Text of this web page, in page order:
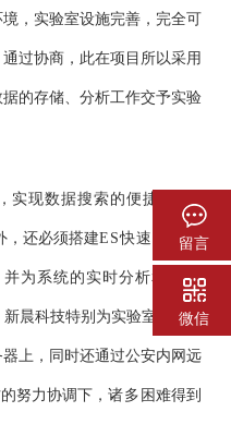
，实验室设施完善，完全可
过协商，此在项目所以采用
的存储、分析工作交予实验
实现数据搜索的便捷、快速
，还必须搭建ES快速检索引
为系统的实时分析和可视
新晨科技特别为实验室紧急调
上 ，同时还通过公安内网远
努力协调下， 诸多 困难得到
留言
微信